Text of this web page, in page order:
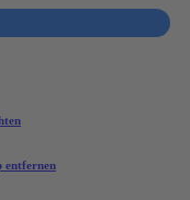
entfernen